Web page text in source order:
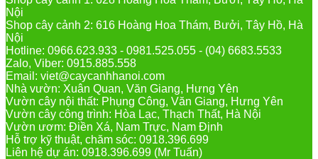
Nội
Shop cây cảnh 2: 616 Hoàng Hoa Thám, Bưởi, Tây Hồ, Hà
Nội
Hotline: 0966.623.933 - 0981.525.055 - (04) 6683.5533
Zalo, Viber: 0915.885.558
Email: viet@caycanhhanoi.com
Nhà vườn: Xuân Quan, Văn Giang, Hưng Yên
Vườn cây nội thất: Phụng Công, Văn Giang, Hưng Yên
Vườn cây công trình: Hòa Lạc, Thạch Thất, Hà Nội
Vườn ươm: Điền Xá, Nam Trực, Nam Định
Hỗ trợ kỹ thuật, chăm sóc: 0918.396.699
Liên hệ dự án: 0918.396.699 (Mr Tuấn)